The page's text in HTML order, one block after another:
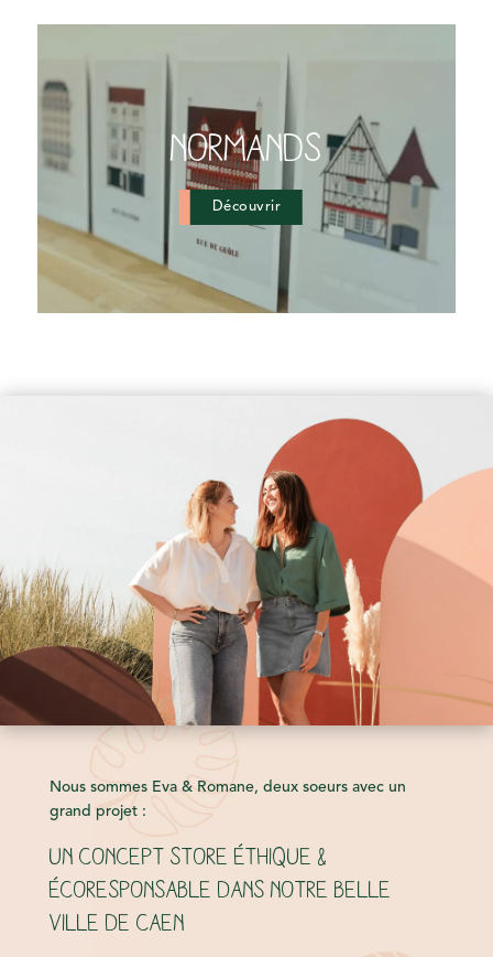
Découvrir
NORMANDS
Nous sommes Eva & Romane, deux soeurs avec un
grand projet :
Un concept store éthique &
écoresponsable dans notre belle
ville de Caen